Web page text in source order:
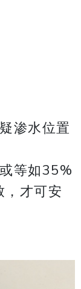
渗水位置
等如35%
才可安